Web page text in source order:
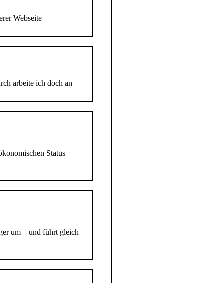
Webseite
arbeite ich doch an
Status
um – und führt gleich